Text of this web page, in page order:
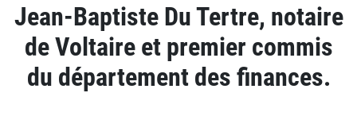
Jean-Baptiste Du Tertre, notaire
de Voltaire et premier commis
du département des finances.